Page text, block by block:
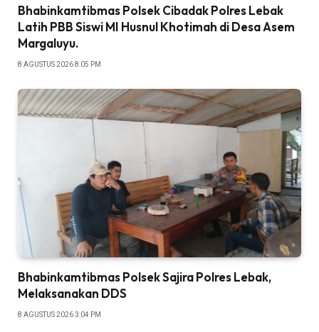
Bhabinkamtibmas Polsek Cibadak Polres Lebak
Latih PBB Siswi MI Husnul Khotimah di Desa Asem
Margaluyu.
8 AGUSTUS 2026 8:05 PM
Bhabinkamtibmas Polsek Sajira Polres Lebak,
Melaksanakan DDS
8 AGUSTUS 2026 3:04 PM